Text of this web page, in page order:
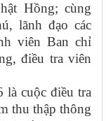
Hồng; cùng
lãnh đạo các
viên Ban chỉ
điều tra viên
cuộc điều tra
thu thập thông